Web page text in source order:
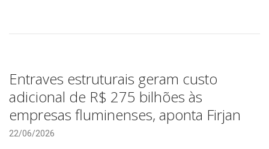
Entraves estruturais geram custo
adicional de R$ 275 bilhões às
empresas fluminenses, aponta Firjan
22/06/2026